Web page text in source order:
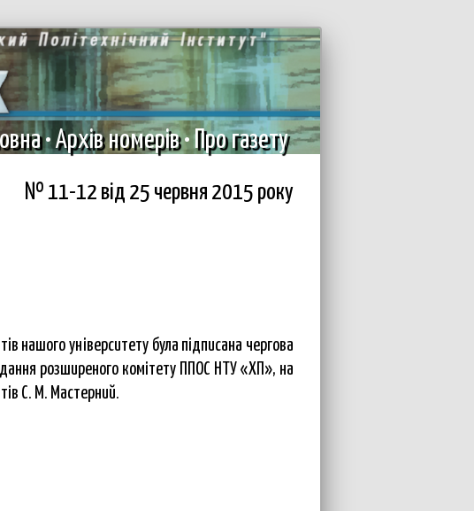
• Архів номерів•Про газету
№ 11-12 вiд 25 червня 2015 року
нашого університету була підписана чергова
розширеного комітету ППОС НТУ «ХП», на
С. М. Мастерний.